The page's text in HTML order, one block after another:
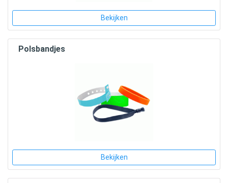
Bekijken
Polsbandjes
Bekijken